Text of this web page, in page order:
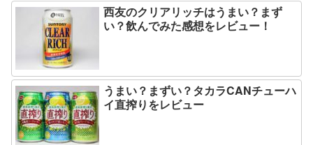
西友のクリアリッチはうまい？まず
い？飲んでみた感想をレビュー！
うまい？まずい？タカラCANチューハ
イ直搾りをレビュー